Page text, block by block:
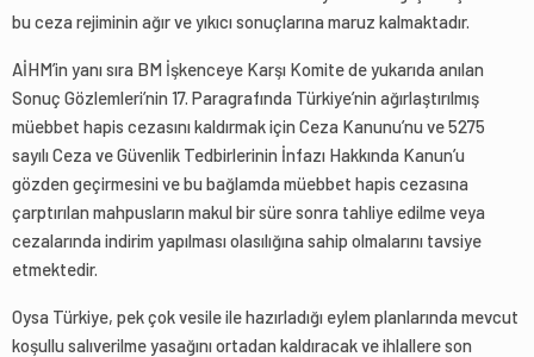
bu ceza rejiminin ağır ve yıkıcı sonuçlarına maruz kalmaktadır.
AİHM’in yanı sıra BM İşkenceye Karşı Komite de yukarıda anılan
Sonuç Gözlemleri’nin 17. Paragrafında Türkiye’nin ağırlaştırılmış
müebbet hapis cezasını kaldırmak için Ceza Kanunu’nu ve 5275
sayılı Ceza ve Güvenlik Tedbirlerinin İnfazı Hakkında Kanun’u
gözden geçirmesini ve bu bağlamda müebbet hapis cezasına
çarptırılan mahpusların makul bir süre sonra tahliye edilme veya
cezalarında indirim yapılması olasılığına sahip olmalarını tavsiye
etmektedir.
Oysa Türkiye, pek çok vesile ile hazırladığı eylem planlarında mevcut
koşullu salıverilme yasağını ortadan kaldıracak ve ihlallere son